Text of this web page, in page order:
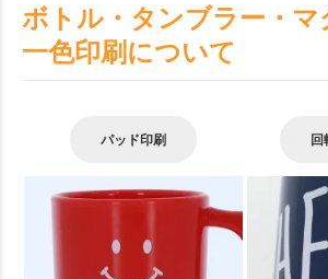
ボトル・タンブラー・
一色印刷について
パッド印刷 回